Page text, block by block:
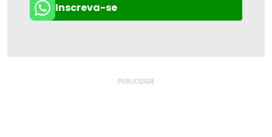
Inscreva-se